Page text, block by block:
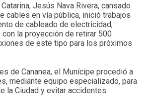
Jesús Nava Rivera, cansado
cables en vía pública, inició trabajos
de cableado de electricidad,
la proyección de retirar 500
de este tipo para los próximos
de Cananea, el Munícipe procedió a
mediante equipo especializado, para
la Ciudad y evitar accidentes.